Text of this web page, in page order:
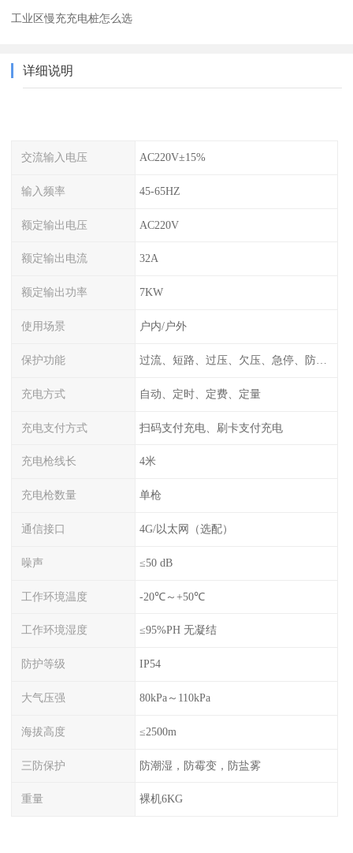
工业区慢充充电桩怎么选
详细说明
交流输入电压 AC220V±15%
输入频率 45-65HZ
额定输出电压 AC220V
额定输出电流 32A
额定输出功率 7KW
使用场景 户内/户外
保护功能 过流、短路、过压、欠压、急停、防雷、漏电保护
充电方式 自动、定时、定费、定量
充电支付方式 扫码支付充电、刷卡支付充电
充电枪线长 4米
充电枪数量 单枪
通信接口 4G/以太网（选配）
噪声 ≤50 dB
工作环境温度 -20℃～+50℃
工作环境湿度 ≤95%PH 无凝结
防护等级 IP54
大气压强 80kPa～110kPa
海拔高度 ≤2500m
三防保护 防潮湿，防霉变，防盐雾
重量 裸机6KG